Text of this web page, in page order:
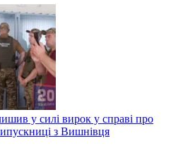
у силі вирок у справі про
з Вишнівця